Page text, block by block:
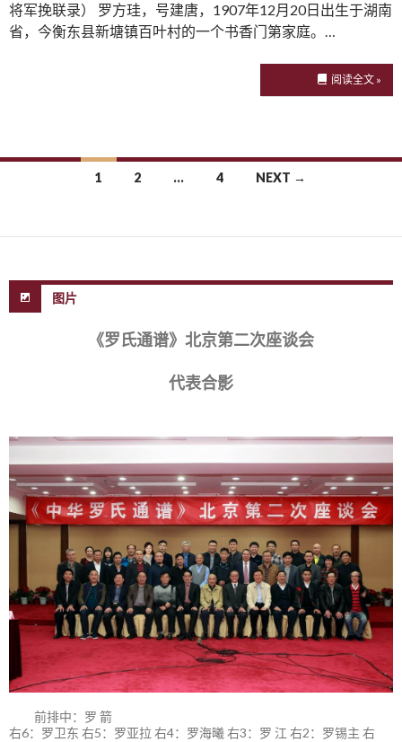
将军挽联录） 罗方珪，号建唐，1907年12月20日出生于湖南
省，今衡东县新塘镇百叶村的一个书香门第家庭。…
阅读全文 »
1 2 … 4 NEXT →
图片
《罗氏通谱》北京第二次座谈会
代表合影
前排中：罗 箭
右6：罗卫东 右5：罗亚拉 右4：罗海曦 右3：罗 江 右2：罗锡主 右